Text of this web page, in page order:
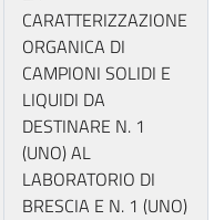
CARATTERIZZAZIONE
ORGANICA DI
CAMPIONI SOLIDI E
LIQUIDI DA
DESTINARE N. 1
(UNO) AL
LABORATORIO DI
BRESCIA E N. 1 (UNO)